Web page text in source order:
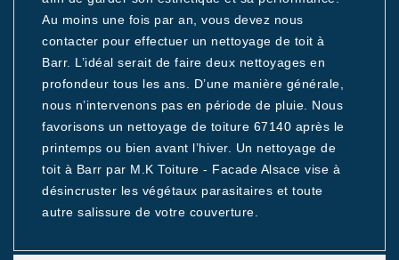
Au moins une fois par an, vous devez nous
contacter pour effectuer un nettoyage de toit à
Barr. L’idéal serait de faire deux nettoyages en
profondeur tous les ans. D’une manière générale,
nous n’intervenons pas en période de pluie. Nous
favorisons un nettoyage de toiture 67140 après le
printemps ou bien avant l’hiver. Un nettoyage de
toit à Barr par M.K Toiture - Facade Alsace vise à
désincruster les végétaux parasitaires et toute
autre salissure de votre couverture.